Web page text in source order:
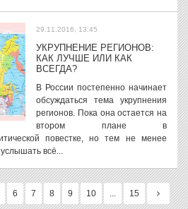
29.11.2016, 13:45
УКРУПНЕНИЕ РЕГИОНОВ:
КАК ЛУЧШЕ ИЛИ КАК
ВСЕГДА?
В России постепенно начинает
обсуждаться тема укрупнения
регионов. Пока она остается на
втором плане в
повестке, но тем не менее
всё...
6 7 8 9 10 ... 15